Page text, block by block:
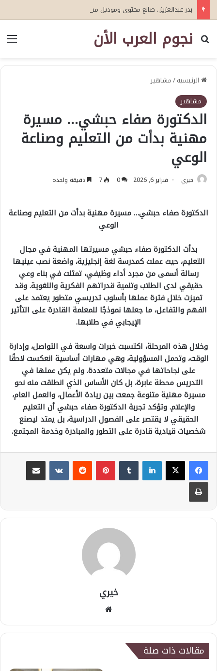
نجوم العرب الأن
بحث عن
الرئيسية/مشاهير
مشاهير
الدكتورة صفاء حبشي… مسيرة
مهنية بدأت من التعليم وصناعة
الوعي
خيري فبراير 6, 2026 0
7 دقيقة واحدة
الدكتورة صفاء حبشي… مسيرة مهنية بدأت من التعليم وصناعة
الوعي
بدأت الدكتورة صفاء حبشي مسيرتها المهنية في مجال
التعليم، حيث عملت كمدرسة لغة إنجليزية، واضعة نصب عينيها
رسالة أسمى من مجرد أداء وظيفي، تمثلت في بناء وعي
حقيقي لدى الطلاب وتنمية قدراتهم الفكرية واللغوية. وقد
تميزت خلال فترة عملها بأسلوب تدريسي متطور يعتمد على
الفهم والتفاعل، ما جعلها نموذجًا للمعلمة القادرة على التأثير
الإيجابي في طلابها.
وخلال هذه المرحلة، اكتسبت خبرات واسعة في التواصل، وإدارة
الوقت، وتحمل المسؤولية، وهي مهارات أساسية انعكست لاحقًا
على نجاحاتها في مجالات متعددة. ولم يكن عملها في
التدريس محطة عابرة، بل كان الأساس الذي انطلقت منه نحو
مسيرة مهنية متنوعة جمعت بين ريادة الأعمال، والعمل العام،
والإعلام. وتؤكد تجربة الدكتورة صفاء حبشي أن التعليم
الحقيقي لا يقتصر على الفصول الدراسية، بل يمتد ليصنع
شخصيات قيادية قادرة على التطور والمبادرة وخدمة المجتمع.
لينكدإن بينتيريست
مشاركة عبر البريد
طباعة
خيري
مقالات ذات صلة